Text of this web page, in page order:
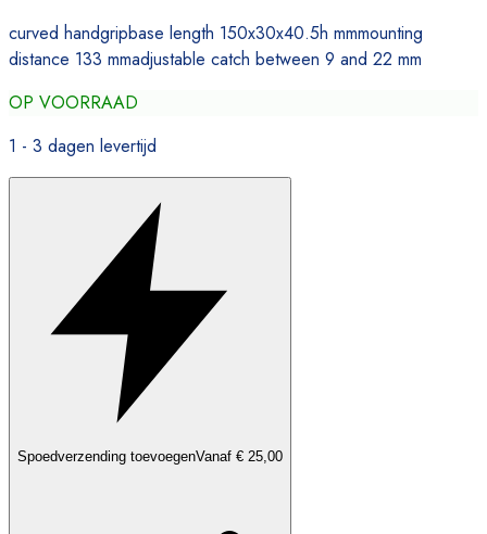
curved handgripbase length 150x30x40.5h mmmounting
distance 133 mmadjustable catch between 9 and 22 mm
OP VOORRAAD
1 - 3 dagen levertijd
Spoedverzending toevoegenVanaf € 25,00